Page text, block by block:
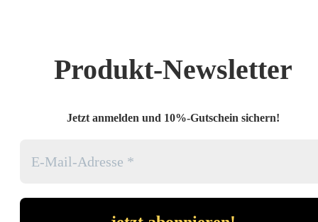
Produkt-Newsletter
Jetzt anmelden und 10%-Gutschein sichern!